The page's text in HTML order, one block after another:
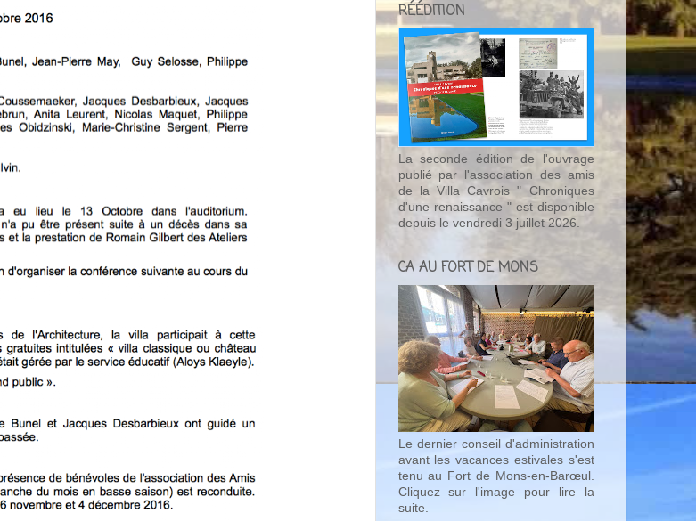
RÉÉDITION
La seconde édition de l'ouvrage
publié par l'association des amis
de la Villa Cavrois " Chroniques
d'une renaissance " est disponible
depuis le vendredi 3 juillet 2026.
CA AU FORT DE MONS
Le dernier conseil d'administration
avant les vacances estivales s'est
tenu au Fort de Mons-en-Barœul.
Cliquez sur l'image pour lire la
suite.